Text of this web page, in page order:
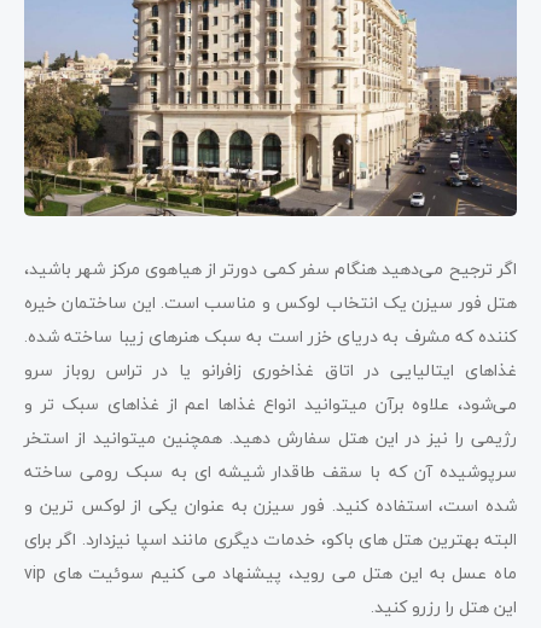
اگر ترجیح می‌دهید هنگام سفر کمی دورتر از هیاهوی مرکز شهر باشید،
هتل فور سیزن یک انتخاب لوکس و مناسب است. این ساختمان خیره
کننده که مشرف به دریای خزر است به سبک هنرهای زیبا ساخته شده.
غذاهای ایتالیایی در اتاق غذاخوری زافرانو یا در تراس روباز سرو
می‌شود، علاوه برآن میتوانید انواع غذاها اعم از غذاهای سبک تر و
رژیمی را نیز در این هتل سفارش دهید. همچنین میتوانید از استخر
سرپوشیده آن که با سقف طاقدار شیشه ای به سبک رومی ساخته
شده است، استفاده کنید. فور سیزن به عنوان یکی از لوکس ترین و
البته بهترین هتل های باکو، خدمات دیگری مانند اسپا نیزدارد. اگر برای
ماه عسل به این هتل می روید، پیشنهاد می کنیم سوئیت های vip
این هتل را رزرو کنید.